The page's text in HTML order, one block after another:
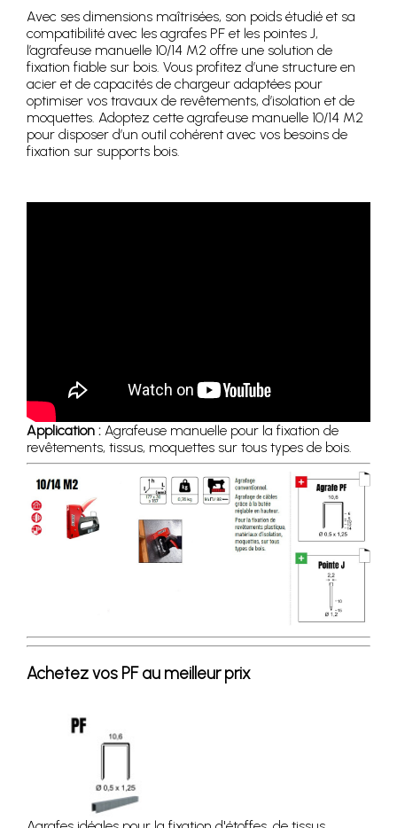
Avec ses dimensions maîtrisées, son poids étudié et sa
compatibilité avec les agrafes PF et les pointes J,
l’agrafeuse manuelle 10/14 M2 offre une solution de
fixation fiable sur bois. Vous profitez d’une structure en
acier et de capacités de chargeur adaptées pour
optimiser vos travaux de revêtements, d’isolation et de
moquettes. Adoptez cette agrafeuse manuelle 10/14 M2
pour disposer d’un outil cohérent avec vos besoins de
fixation sur supports bois.
Application : Agrafeuse manuelle pour la fixation de
revêtements, tissus, moquettes sur tous types de bois.
Achetez vos PF au meilleur prix